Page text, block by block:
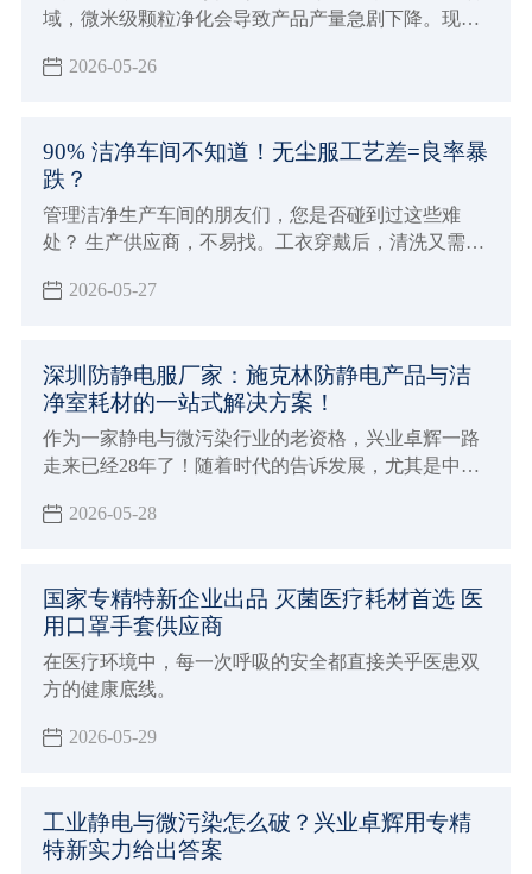
域，微米级颗粒净化会导致产品产量急剧下降。现在
布的采购是一个大难题！那么下面深圳兴业卓辉告诉
2026-05-26
90% 洁净车间不知道！无尘服工艺差=良率暴
跌？
管理洁净生产车间的朋友们，您是否碰到过这些难
处？ 生产供应商，不易找。工衣穿戴后，清洗又需另
尘服的需求，早不是局限在穿工衣、换工衣、洗工衣
2026-05-27
深圳防静电服厂家：施克林防静电产品与洁
净室耗材的一站式解决方案！
作为一家静电与微污染行业的老资格，兴业卓辉一路
走来已经28年了！随着时代的告诉发展，尤其是中国
决定了半导体、系能源、生物医药等高端制造领域会
2026-05-28
国家专精特新企业出品 灭菌医疗耗材首选 医
用口罩手套供应商
在医疗环境中，每一次呼吸的安全都直接关乎医患双
方的健康底线。
2026-05-29
工业静电与微污染怎么破？兴业卓辉用专精
特新实力给出答案